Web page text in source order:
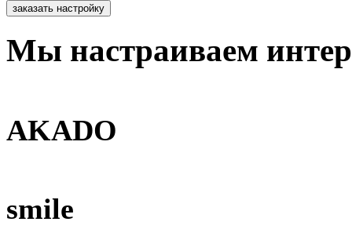
заказать настройку
Мы настраиваем
AKADO
smile